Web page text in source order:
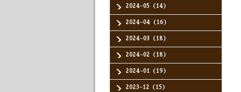
2024-05（14）
2024-04（16）
2024-03（18）
2024-02（18）
2024-01（19）
2023-12（15）